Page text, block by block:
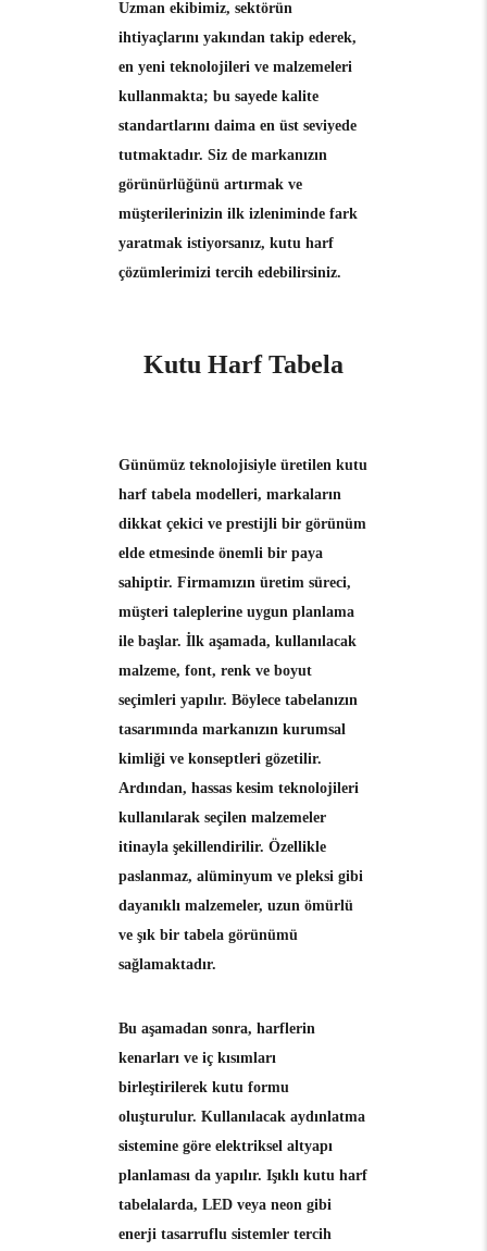
Uzman ekibimiz, sektörün
ihtiyaçlarını yakından takip ederek,
en yeni teknolojileri ve malzemeleri
kullanmakta; bu sayede kalite
standartlarını daima en üst seviyede
tutmaktadır. Siz de markanızın
görünürlüğünü artırmak ve
müşterilerinizin ilk izleniminde fark
yaratmak istiyorsanız, kutu harf
çözümlerimizi tercih edebilirsiniz.
Kutu Harf Tabela
Günümüz teknolojisiyle üretilen kutu
harf tabela modelleri, markaların
dikkat çekici ve prestijli bir görünüm
elde etmesinde önemli bir paya
sahiptir. Firmamızın üretim süreci,
müşteri taleplerine uygun planlama
ile başlar. İlk aşamada, kullanılacak
malzeme, font, renk ve boyut
seçimleri yapılır. Böylece tabelanızın
tasarımında markanızın kurumsal
kimliği ve konseptleri gözetilir.
Ardından, hassas kesim teknolojileri
kullanılarak seçilen malzemeler
itinayla şekillendirilir. Özellikle
paslanmaz, alüminyum ve pleksi gibi
dayanıklı malzemeler, uzun ömürlü
ve şık bir tabela görünümü
sağlamaktadır.
Bu aşamadan sonra, harflerin
kenarları ve iç kısımları
birleştirilerek kutu formu
oluşturulur. Kullanılacak aydınlatma
sistemine göre elektriksel altyapı
planlaması da yapılır. Işıklı kutu harf
tabelalarda, LED veya neon gibi
enerji tasarruflu sistemler tercih